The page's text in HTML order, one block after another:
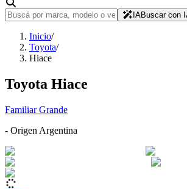
IABuscar con
Inicio/
Toyota/
Hiace
Toyota Hiace
Familiar Grande
- Origen Argentina